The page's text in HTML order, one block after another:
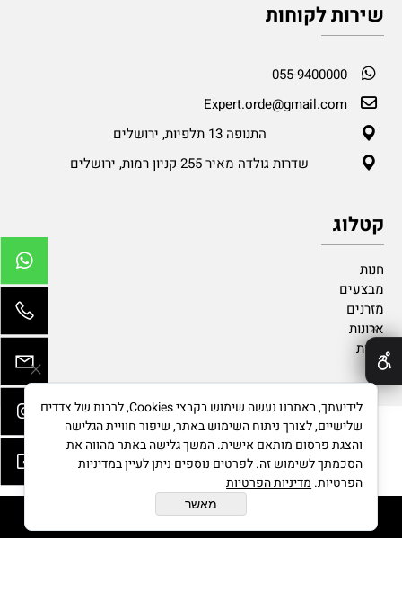
הוסף לסל
שירות לקוחות
055-9400000
Expert.orde@gmail.com
התנופה 13 תלפיות, ירושלים
שדרות גולדה מאיר 255 קניון רמות, ירושלים
קטלוג
חנות
מבצעים
מזרנים
ארונות
נגרות
בניית אתרים
✕
לידיעתך, באתרנו נעשה שימוש בקבצי Cookies, לרבות של צדדים
שלישיים, לצורך ניתוח השימוש באתר, שיפור חוויית הגלישה
והצגת פרסום מותאם אישית. המשך גלישה באתר מהווה את
הסכמתך לשימוש זה. לפרטים נוספים ניתן לעיין במדיניות
הפרטיות. מדיניות הפרטיות
מאשר